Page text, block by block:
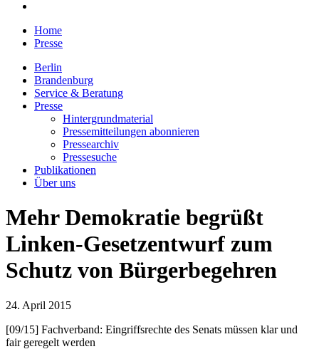
Home
Presse
Berlin
Brandenburg
Service & Beratung
Presse
Hintergrundmaterial
Pressemitteilungen abonnieren
Pressearchiv
Pressesuche
Publikationen
Über uns
Mehr Demokratie begrüßt
Linken-Gesetzentwurf zum
Schutz von Bürgerbegehren
24. April 2015
[09/15] Fachverband: Eingriffsrechte des Senats müssen klar und
fair geregelt werden